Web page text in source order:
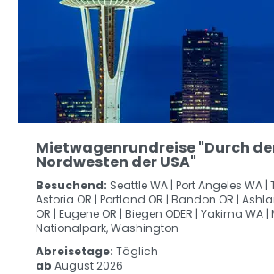
Mietwagenrundreise "Durch
Nordwesten der USA"
Besuchend: Seattle WA | Port Angeles WA |
Astoria OR | Portland OR | Bandon OR |
OR | Eugene OR | Biegen ODER | Yakima WA |
Nationalpark, Washington
Abreisetage: Täglich
ab August 2026